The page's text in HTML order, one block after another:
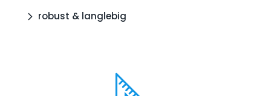
robust & langlebig